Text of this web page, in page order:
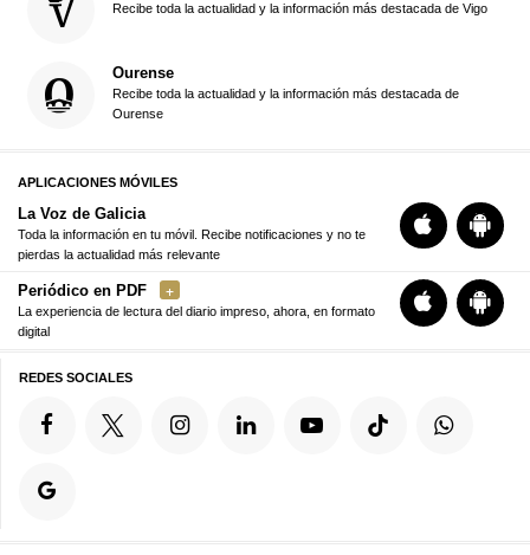
Recibe toda la actualidad y la información más destacada de Vigo
Ourense
Recibe toda la actualidad y la información más destacada de
Ourense
APLICACIONES MÓVILES
La Voz de Galicia
Toda la información en tu móvil. Recibe notificaciones y no te
pierdas la actualidad más relevante
Periódico en PDF
La experiencia de lectura del diario impreso, ahora, en formato
digital
REDES SOCIALES